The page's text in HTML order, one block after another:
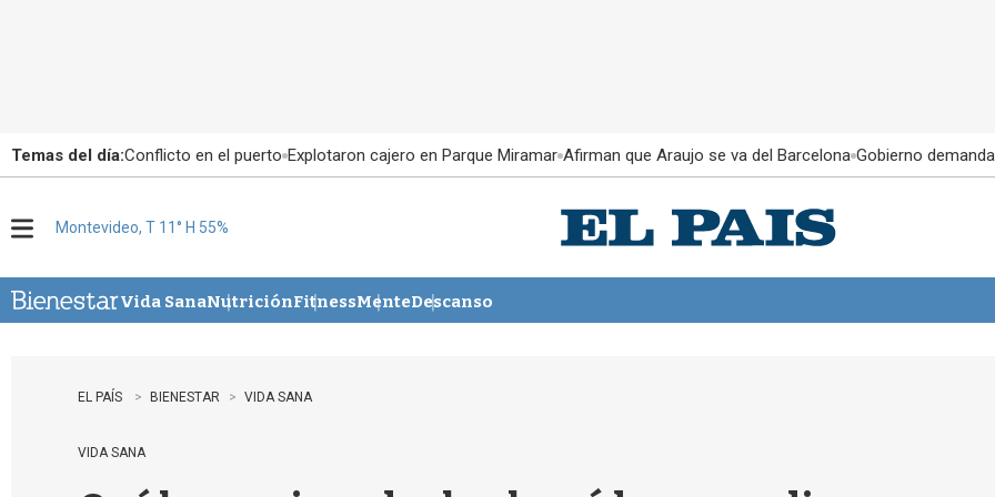
Temas del día:Conflicto en el puerto Explotaron cajero en Parque Miramar Afirman que Araujo se va del Barcelona Gobierno
u
Montevideo, T 11° H 55%
Vida SanaNutriciónFitnessMenteDescanso
EL PAÍS BIENESTAR VIDA SANA
VIDA SANA